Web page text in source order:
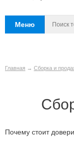
Меню
Главная → Сборка и
Почему стоит